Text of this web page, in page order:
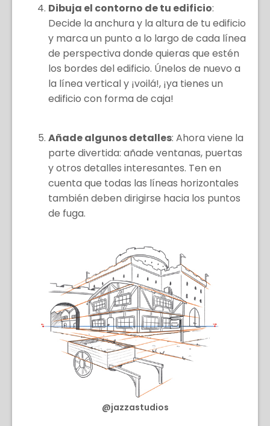
Dibuja el contorno de tu edificio:
Decide la anchura y la altura de tu edificio
y marca un punto a lo largo de cada línea
de perspectiva donde quieras que estén
los bordes del edificio. Únelos de nuevo a
la línea vertical y ¡voilá!, ¡ya tienes un
edificio con forma de caja!
Añade algunos detalles: Ahora viene la
parte divertida: añade ventanas, puertas
y otros detalles interesantes. Ten en
cuenta que todas las líneas horizontales
también deben dirigirse hacia los puntos
de fuga.
@jazzastudios